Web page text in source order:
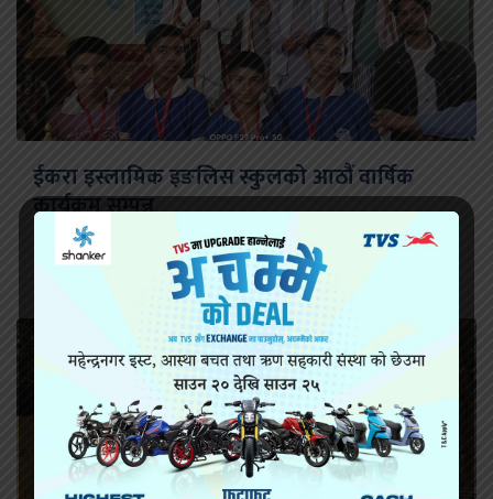
ईकरा इस्लामिक इङलिस स्कुलको आठौं वार्षिक
कार्यक्रम सम्पन्न